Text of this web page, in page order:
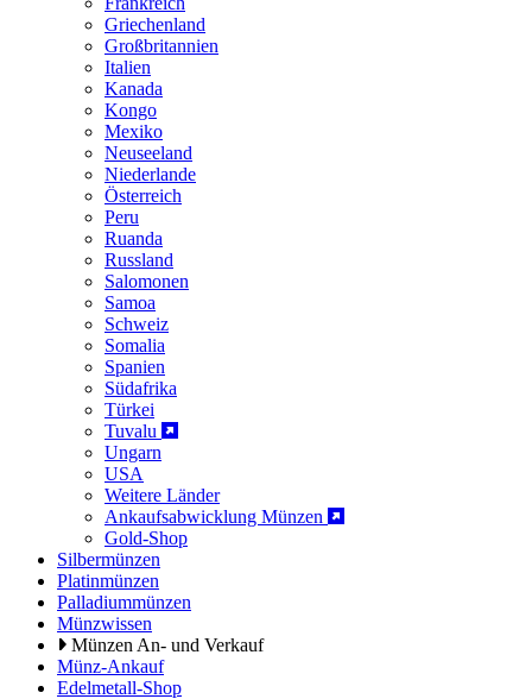
Griechenland
Großbritannien
Italien
Kanada
Kongo
Mexiko
Neuseeland
Niederlande
Österreich
Peru
Ruanda
Russland
Salomonen
Samoa
Schweiz
Somalia
Spanien
Südafrika
Türkei
Tuvalu
Ungarn
USA
Weitere Länder
Ankaufsabwicklung Münzen
Gold-Shop
Silbermünzen
Platinmünzen
Palladiummünzen
Münzwissen
Münzen An- und Verkauf
Münz-Ankauf
Edelmetall-Shop